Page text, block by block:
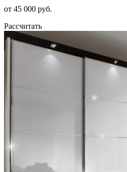
от 45 000 руб.
Рассчитать